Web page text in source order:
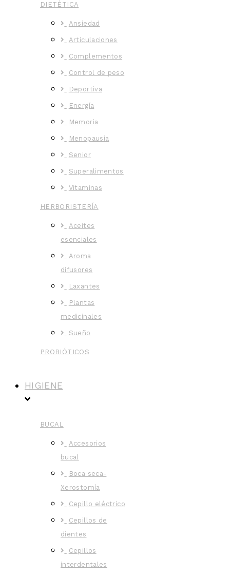
DIETÉTICA
Ansiedad
Articulaciones
Complementos
Control de peso
Deportiva
Energía
Memoria
Menopausia
Senior
Superalimentos
Vitaminas
HERBORISTERÍA
Aceites
esenciales
Aroma
difusores
Laxantes
Plantas
medicinales
Sueño
PROBIÓTICOS
HIGIENE
BUCAL
Accesorios
bucal
Boca seca-
Xerostomía
Cepillo eléctrico
Cepillos de
dientes
Cepillos
interdentales